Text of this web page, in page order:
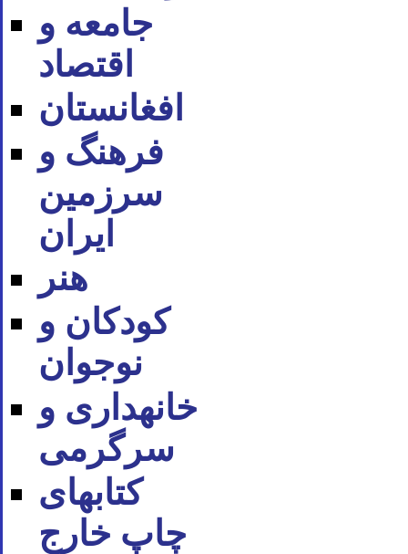
جامعه و
اقتصاد
افغانستان
فرهنگ و
سرزمین
ایران
هنر
کودکان و
نوجوان
خانه‪داری و
سرگرمی
کتاب‪های
چاپ خارج